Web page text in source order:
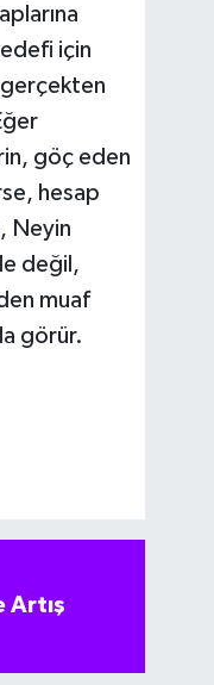
için
gerçekten
göç eden
hesap
Neyin
değil,
muaf
görür.
Artış